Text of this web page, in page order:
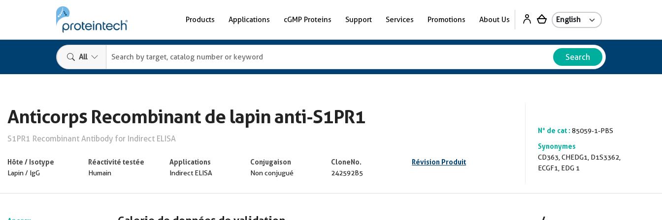
Products Applications cGMP Proteins Support Services Promotions About Us
All Search
Anticorps Recombinant de lapin anti-S1PR1
S1PR1 Recombinant Antibody for Indirect ELISA
Hôte / Isotype
Lapin / IgG
Réactivité testée
Humain
Applications
Indirect ELISA
Conjugaison
Non conjugué
CloneNo.
242592B5
Révision Produit
N° de cat : 85059-1-PBS
Synonymes
CD363, CHEDG1, D1S3362,
ECGF1, EDG 1